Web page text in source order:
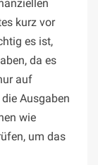
kurz vor
es ist,
da es
auf
Ausgaben
wie
um das